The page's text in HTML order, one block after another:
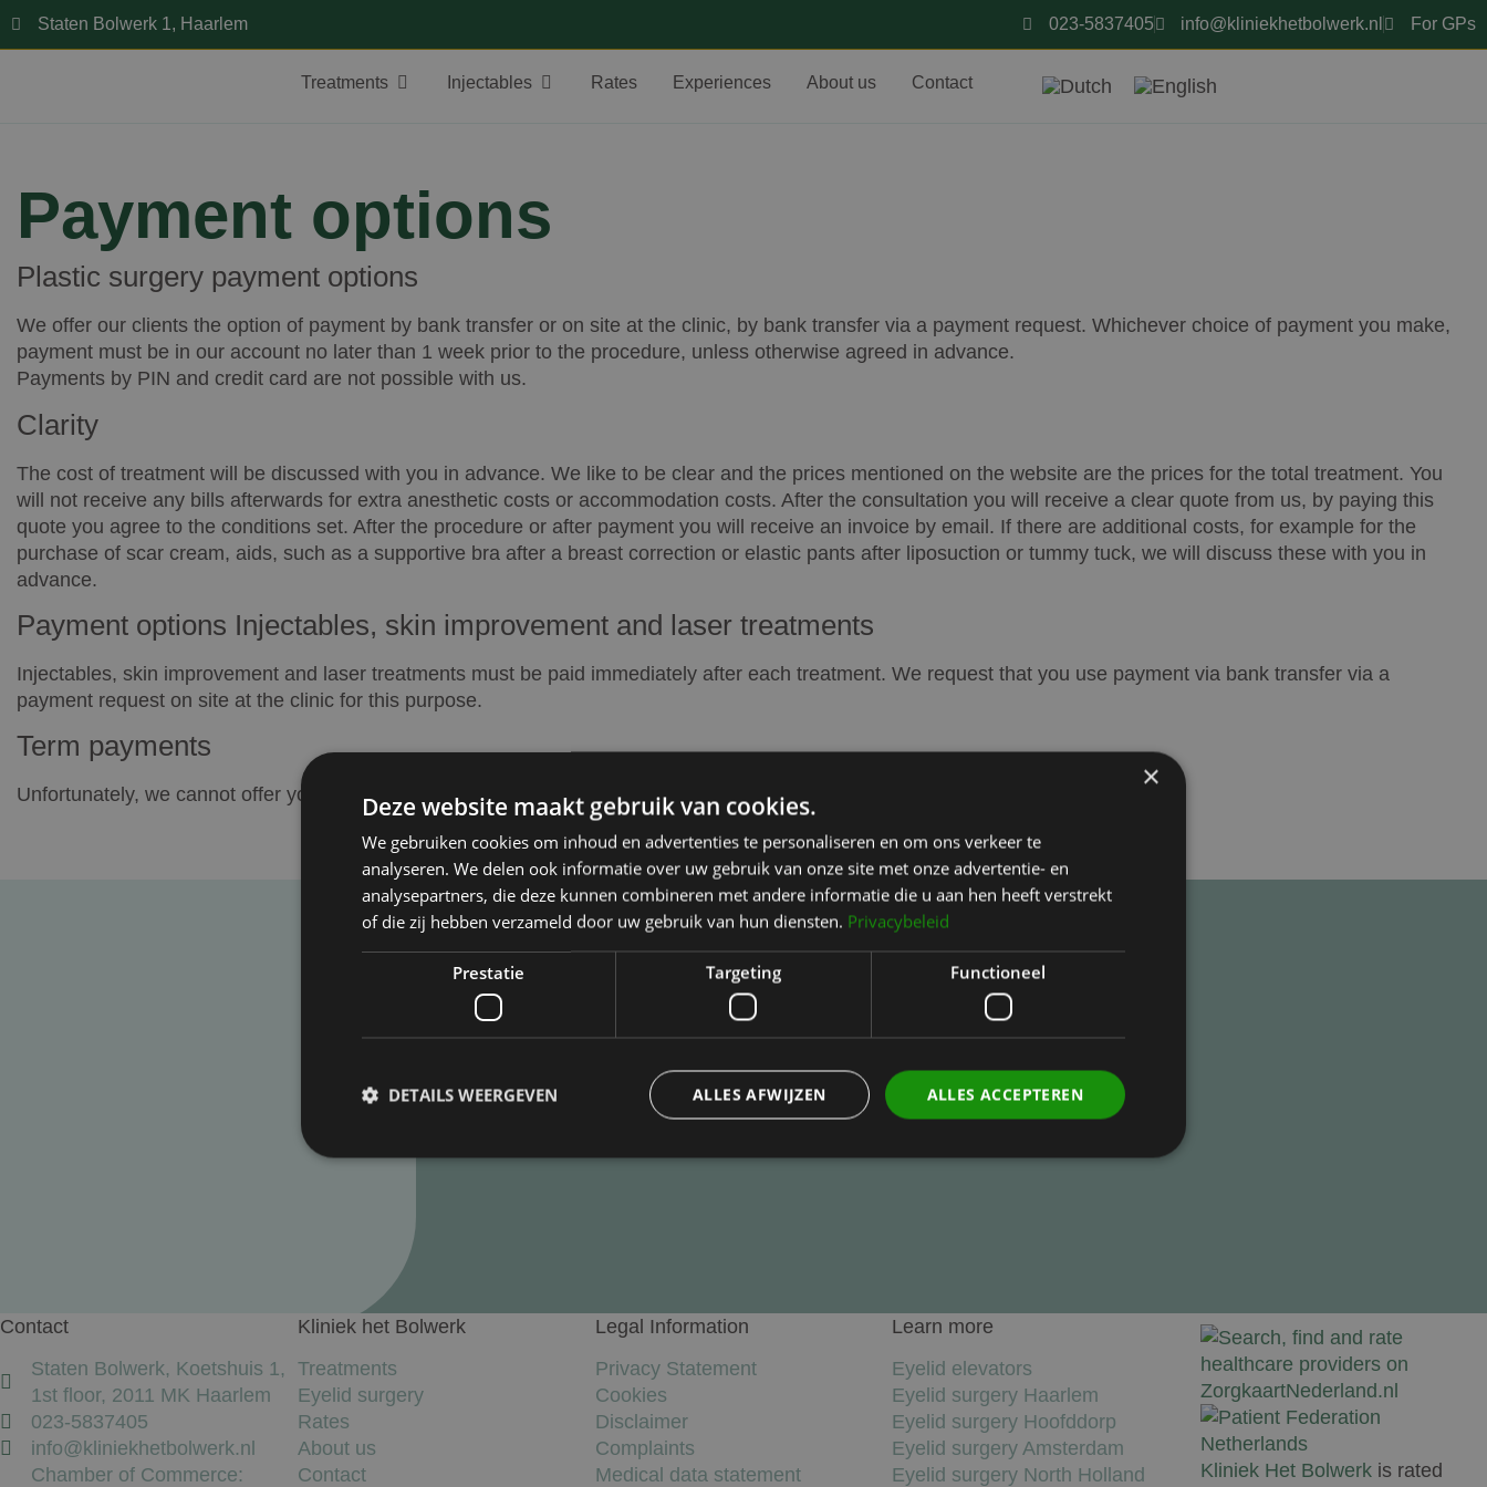
Staten Bolwerk 1, Haarlem 023-5837405 info@kliniekhetbolwerk.nl For GPs
Treatments Injectables Rates Experiences About us Contact
Payment options
Plastic surgery payment options
We offer our clients the option of payment by bank transfer or on site at the clinic, by bank transfer via a payment request. Whichever choice of payment you make,
payment must be in our account no later than 1 week prior to the procedure, unless otherwise agreed in advance.
Payments by PIN and credit card are not possible with us.
Clarity
The cost of treatment will be discussed with you in advance. We like to be clear and the prices mentioned on the website are the prices for the total treatment. You
will not receive any bills afterwards for extra anesthetic costs or accommodation costs. After the consultation you will receive a clear quote from us, by paying this
quote you agree to the conditions set. After the procedure or after payment you will receive an invoice by email. If there are additional costs, for example for the
purchase of scar cream, aids, such as a supportive bra after a breast correction or elastic pants after liposuction or tummy tuck, we will discuss these with you in
advance.
Payment options Injectables, skin improvement and laser treatments
Injectables, skin improvement and laser treatments must be paid immediately after each treatment. We request that you use payment via bank transfer via a
payment request on site at the clinic for this purpose.
Term payments
Unfortunately, we cannot offer you the option of paying in installments.
Contact
Staten Bolwerk, Koetshuis 1,
1st floor, 2011 MK Haarlem
023-5837405
info@kliniekhetbolwerk.nl
Chamber of Commerce:
Kliniek het Bolwerk
Treatments
Eyelid surgery
Rates
About us
Contact
Legal Information
Privacy Statement
Cookies
Disclaimer
Complaints
Medical data statement
Learn more
Eyelid elevators
Eyelid surgery Haarlem
Eyelid surgery Hoofddorp
Eyelid surgery Amsterdam
Eyelid surgery North Holland
Kliniek Het Bolwerk is rated
×
Deze website maakt gebruik van cookies.
We gebruiken cookies om inhoud en advertenties te personaliseren en om ons verkeer te
analyseren. We delen ook informatie over uw gebruik van onze site met onze advertentie- en
analysepartners, die deze kunnen combineren met andere informatie die u aan hen heeft verstrekt
of die zij hebben verzameld door uw gebruik van hun diensten. Privacybeleid
Prestatie Targeting Functioneel
ALLES ACCEPTEREN
ALLES AFWIJZEN
DETAILS WEERGEVEN
Prestatiecookies worden gebruikt om te zien hoe bezoekers de website gebruiken, bijv. analytische cookies. Deze cookies kunnen
niet worden gebruikt om een bepaalde bezoeker direct te identificeren.
wp-
wpml_current_language
OnTheGoSystems
kliniekhetbolwerk.nl
Sessie
Slaat de huidige taal op. Standaard wordt deze cookie
alleen ingesteld voor ingelogde gebruikers. Als u de
taalcookie inschakelt om AJAX-filtering te ondersteunen,
wordt deze cookie ook ingesteld voor gebruikers die niet